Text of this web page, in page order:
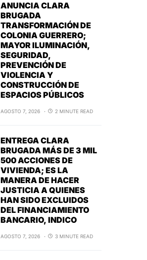
ANUNCIA CLARA
BRUGADA
TRANSFORMACIÓN DE
COLONIA GUERRERO;
MAYOR ILUMINACIÓN,
SEGURIDAD,
PREVENCIÓN DE
VIOLENCIA Y
CONSTRUCCIÓN DE
ESPACIOS PÚBLICOS
AGOSTO 7, 2026 2 MINUTE READ
ENTREGA CLARA
BRUGADA MÁS DE 3 MIL
500 ACCIONES DE
VIVIENDA; ES LA
MANERA DE HACER
JUSTICIA A QUIENES
HAN SIDO EXCLUIDOS
DEL FINANCIAMIENTO
BANCARIO, INDICO
AGOSTO 7, 2026 3 MINUTE READ